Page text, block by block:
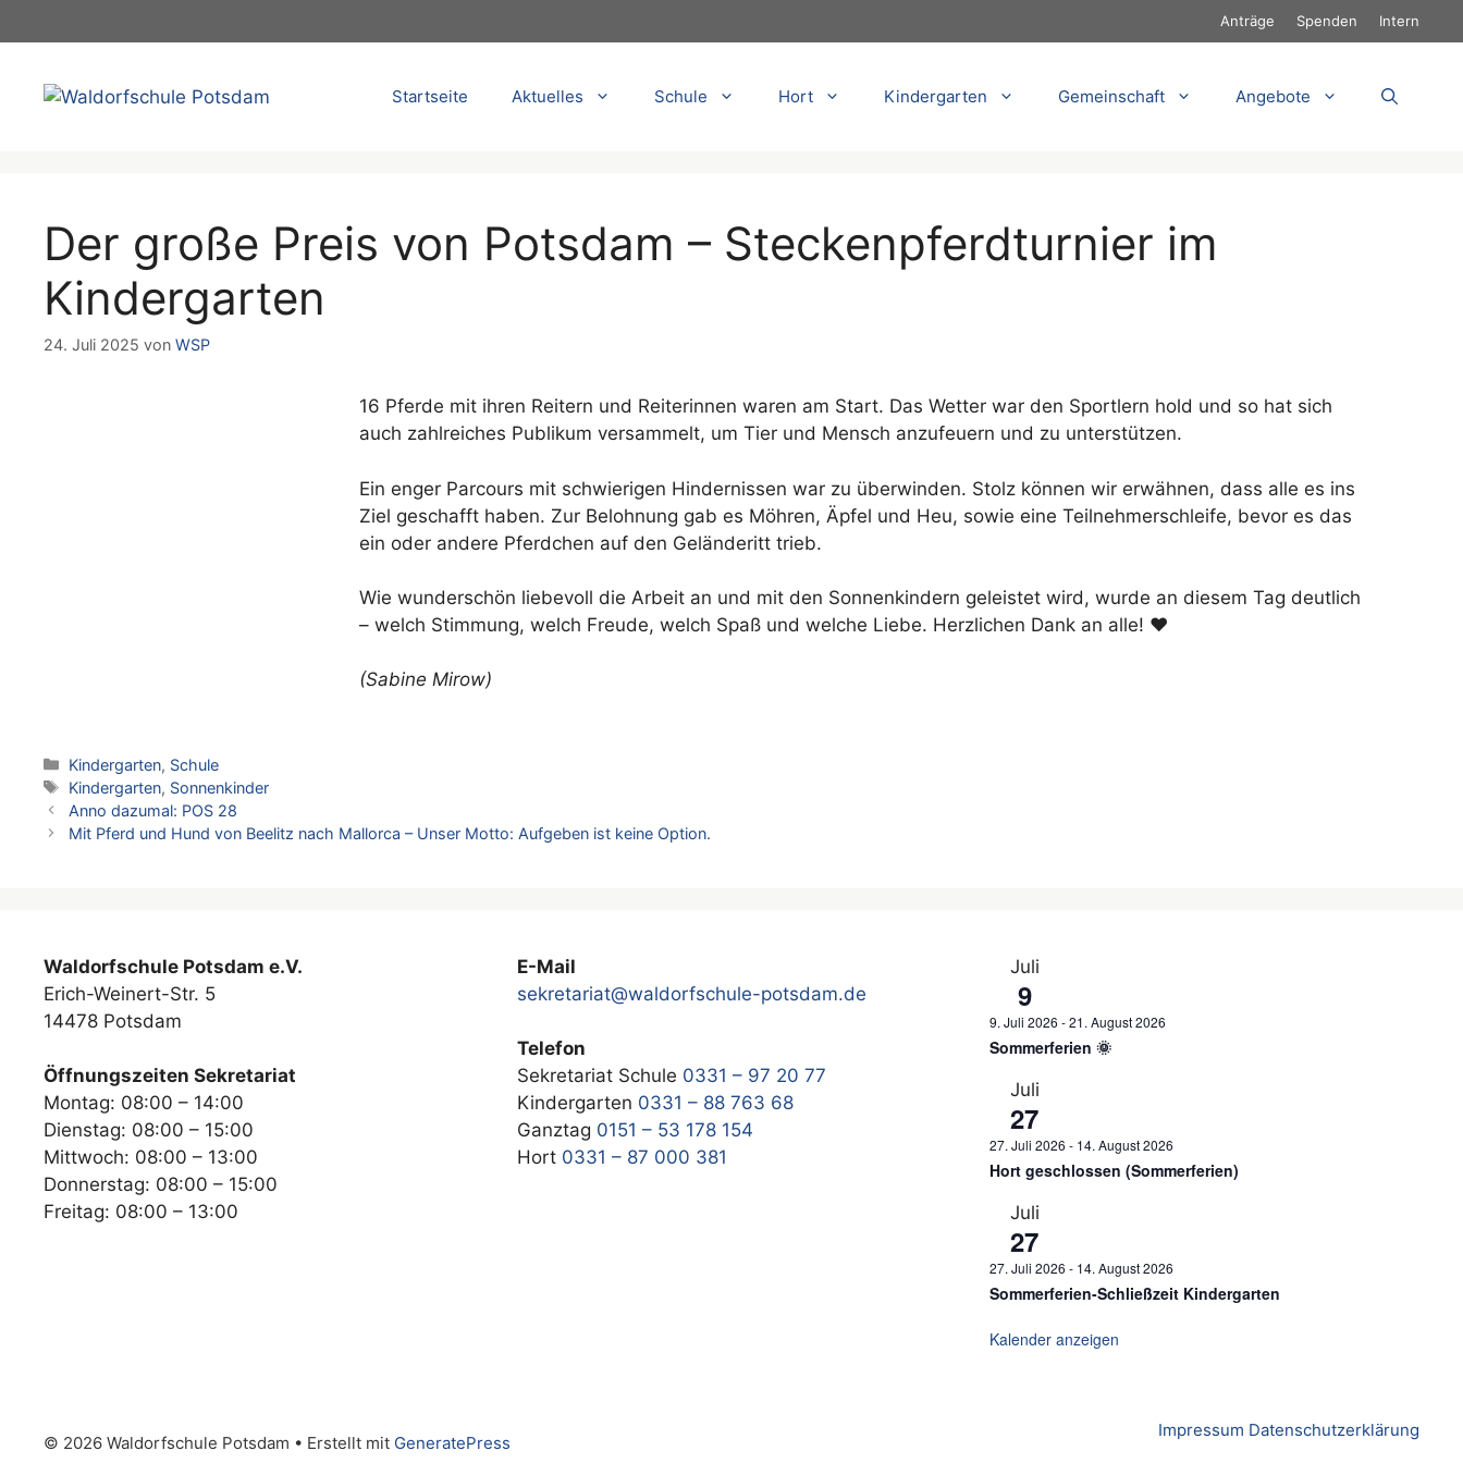
Inhalt
Anträge Spenden Intern
Startseite Aktuelles Schule Hort Kindergarten Gemeinschaft Angebote
Der große Preis von Potsdam – Steckenpferdturnier im
Kindergarten
24. Juli 2025 von WSP
16 Pferde mit ihren Reitern und Reiterinnen waren am Start. Das Wetter war den Sportlern hold und so hat sich
auch zahlreiches Publikum versammelt, um Tier und Mensch anzufeuern und zu unterstützen.
Ein enger Parcours mit schwierigen Hindernissen war zu überwinden. Stolz können wir erwähnen, dass alle es ins
Ziel geschafft haben. Zur Belohnung gab es Möhren, Äpfel und Heu, sowie eine Teilnehmerschleife, bevor es das
ein oder andere Pferdchen auf den Geländeritt trieb.
Wie wunderschön liebevoll die Arbeit an und mit den Sonnenkindern geleistet wird, wurde an diesem Tag deutlich
– welch Stimmung, welch Freude, welch Spaß und welche Liebe. Herzlichen Dank an alle! ♥
(Sabine Mirow)
Kategorien
Kindergarten, Schule
Schlagwörter
Kindergarten, Sonnenkinder
Anno dazumal: POS 28
Mit Pferd und Hund von Beelitz nach Mallorca – Unser Motto: Aufgeben ist keine Option.
Waldorfschule Potsdam e.V.
Erich-Weinert-Str. 5
14478 Potsdam
Öffnungszeiten Sekretariat
Montag: 08:00 – 14:00
Dienstag: 08:00 – 15:00
Mittwoch: 08:00 – 13:00
Donnerstag: 08:00 – 15:00
Freitag: 08:00 – 13:00
E-Mail
sekretariat@waldorfschule-potsdam.de
Telefon
Sekretariat Schule 0331 – 97 20 77
Kindergarten 0331 – 88 763 68
Ganztag 0151 – 53 178 154
Hort 0331 – 87 000 381
Juli
9
9. Juli 2026 -21. August 2026
Sommerferien 🌞
Juli
27
27. Juli 2026 - 14. August 2026
Hort geschlossen (Sommerferien)
Juli
27
27. Juli 2026 - 14. August 2026
Sommerferien-Schließzeit Kindergarten
Kalender anzeigen
Impressum Datenschutzerklärung
© 2026 Waldorfschule Potsdam • Erstellt mit GeneratePress